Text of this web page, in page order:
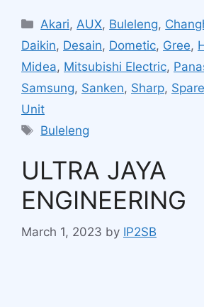
Akari,AUX, Buleleng,
Daikin, Desain, Dometic, Gree,
Midea, Mitsubishi Electric,
Samsung, Sanken, Sharp,
Unit
Buleleng
ULTRA JAYA
ENGINEERING
March 1, 2023 by IP2SB